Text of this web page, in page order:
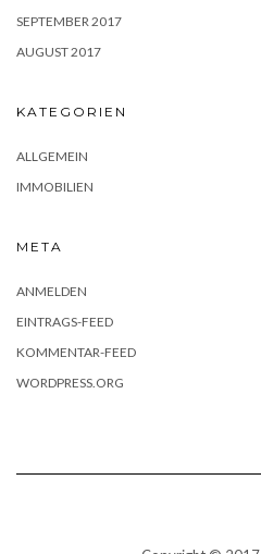
SEPTEMBER 2017
AUGUST 2017
KATEGORIEN
ALLGEMEIN
IMMOBILIEN
META
ANMELDEN
EINTRAGS-FEED
KOMMENTAR-FEED
WORDPRESS.ORG